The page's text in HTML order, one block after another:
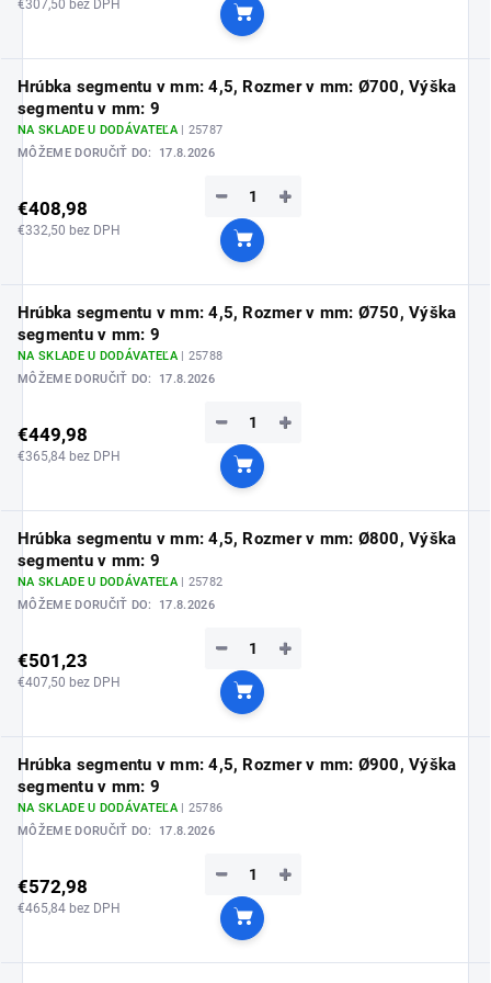
€307,50 bez DPH
Do košíka
Hrúbka segmentu v mm: 4,5, Rozmer v mm: Ø700, Výška
segmentu v mm: 9
NA SKLADE U DODÁVATEĽA | 25787
MÔŽEME DORUČIŤ DO:
17.8.2026
€408,98
€332,50 bez DPH
+
−
Do košíka
Hrúbka segmentu v mm: 4,5, Rozmer v mm: Ø750, Výška
segmentu v mm: 9
NA SKLADE U DODÁVATEĽA | 25788
MÔŽEME DORUČIŤ DO:
17.8.2026
€449,98
€365,84 bez DPH
+
−
Do košíka
Hrúbka segmentu v mm: 4,5, Rozmer v mm: Ø800, Výška
segmentu v mm: 9
NA SKLADE U DODÁVATEĽA | 25782
MÔŽEME DORUČIŤ DO:
17.8.2026
€501,23
€407,50 bez DPH
+
−
Do košíka
Hrúbka segmentu v mm: 4,5, Rozmer v mm: Ø900, Výška
segmentu v mm: 9
NA SKLADE U DODÁVATEĽA | 25786
MÔŽEME DORUČIŤ DO:
17.8.2026
€572,98
€465,84 bez DPH
+
−
Do košíka